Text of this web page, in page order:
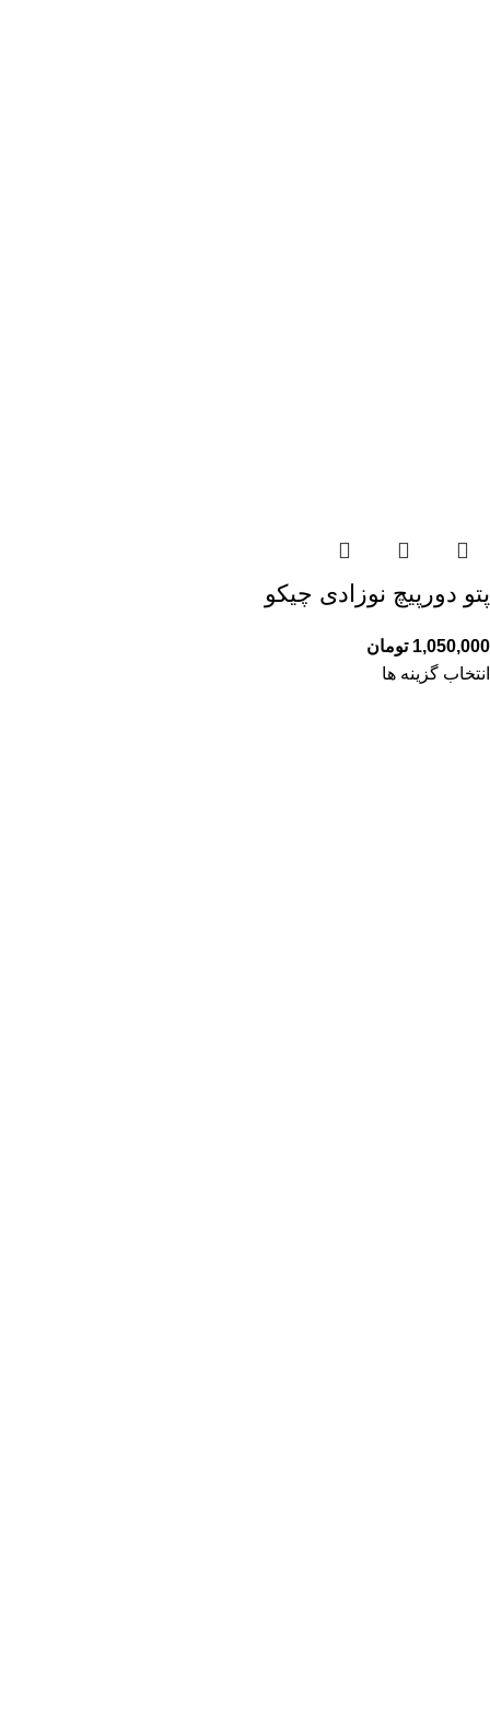
پتو دورپیچ نوزادی چیكو
1,050,000 تومان
انتخاب گزینه ها